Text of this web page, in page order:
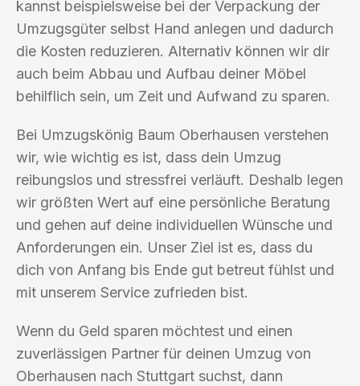
kannst beispielsweise bei der Verpackung der
Umzugsgüter selbst Hand anlegen und dadurch
die Kosten reduzieren. Alternativ können wir dir
auch beim Abbau und Aufbau deiner Möbel
behilflich sein, um Zeit und Aufwand zu sparen.
Bei Umzugskönig Baum Oberhausen verstehen
wir, wie wichtig es ist, dass dein Umzug
reibungslos und stressfrei verläuft. Deshalb legen
wir größten Wert auf eine persönliche Beratung
und gehen auf deine individuellen Wünsche und
Anforderungen ein. Unser Ziel ist es, dass du
dich von Anfang bis Ende gut betreut fühlst und
mit unserem Service zufrieden bist.
Wenn du Geld sparen möchtest und einen
zuverlässigen Partner für deinen Umzug von
Oberhausen nach Stuttgart suchst, dann